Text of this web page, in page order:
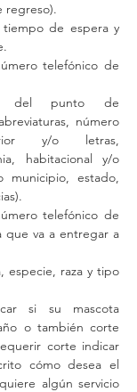
regreso).
tiempo de espera y
telefónico de
del punto de
número
y/o letras,
habitacional y/o
municipio, estado,
telefónico de
que va a entregar a
especie, raza y tipo
si su mascota
o también corte
corte indicar
cómo desea el
algún servicio